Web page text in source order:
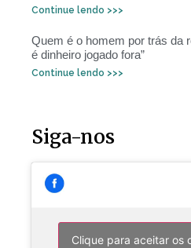
Continue lendo >>>
Quem é o homem por trás da
é dinheiro jogado fora”
Continue lendo >>>
Siga-nos
Clique para aceitar os